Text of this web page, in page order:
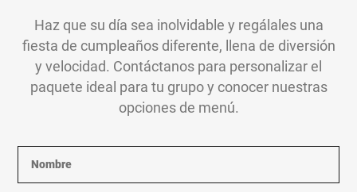
Haz que su día sea inolvidable y regálales una
fiesta de cumpleaños diferente, llena de diversión
y velocidad. Contáctanos para personalizar el
paquete ideal para tu grupo y conocer nuestras
opciones de menú.